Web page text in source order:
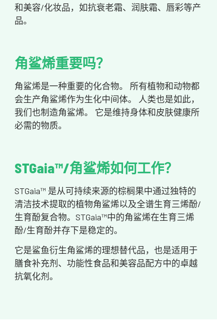
和美容/化妆品，如抗衰老霜、润肤霜、唇彩等产
品。
角鲨烯重要吗？
角鲨烯是一种重要的化合物。 所有植物和动物都
会生产角鲨烯作为生化中间体。 人类也是如此，
我们也制造角鲨烯。 它是维持身体和皮肤健康所
必需的物质。
STGaia™/角鲨烯如何工作？
STGaia™ 是从可持续来源的棕榈果中通过独特的
清洁技术提取的植物角鲨烯以及全谱生育三烯酚/
生育酚复合物。STGaia™中的角鲨烯在生育三烯
酚/生育酚并存下是稳定的。
它是鲨鱼衍生角鲨烯的理想替代品，也是适用于
膳食补充剂、功能性食品和美容品配方中的卓越
抗氧化剂。